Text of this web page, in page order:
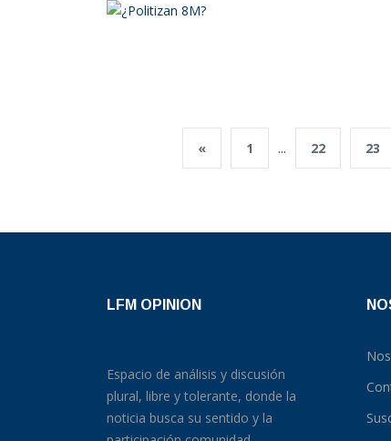
« 1 ... 22 23
LFM OPINION
Espacio de análisis y discusión
plural, libre y tolerante, donde la
noticia busca su sentido y la